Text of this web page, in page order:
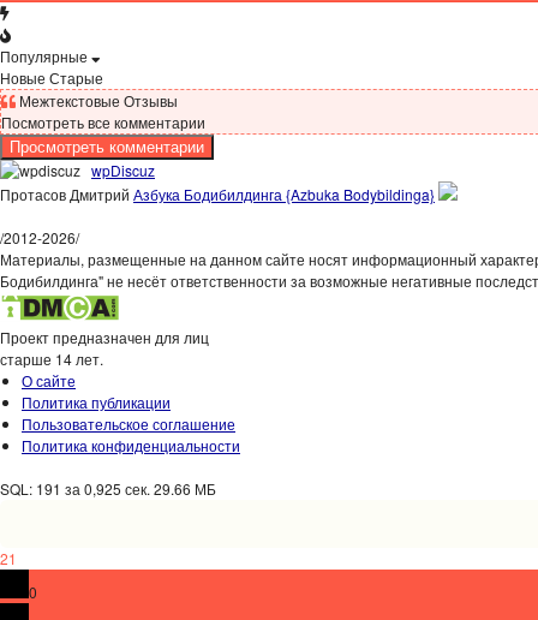
Популярные
Новые Старые
Межтекстовые Отзывы
Посмотреть все комментарии
Просмотреть комментарии
wpDiscuz
Протасов Дмитрий Азбука Бодибилдинга {Azbuka Bodybildinga}
/2012-2026/
Материалы, размещенные на данном сайте носят информационный
Бодибилдинга" не несёт ответственности за возможные негативные
Проект предназначен для лиц
старше 14 лет.
О сайте
Политика публикации
Пользовательское соглашение
Политика конфиденциальности
SQL: 191 за 0,925 сек. 29.66 МБ
21
0